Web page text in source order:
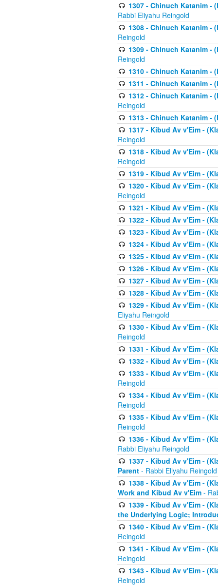
1307 - Chinuch Katanim -
Rabbi Eliyahu Reingold
1308 - Chinuch Katanim -
Reingold
1309 - Chinuch Katanim -
Reingold
1310 - Chinuch Katanim -
1311 - Chinuch Katanim -
1312 - Chinuch Katanim -
Reingold
1313 - Chinuch Katanim -
1317 - Kibud Av v'Eim -
Reingold
1318 - Kibud Av v'Eim -
Reingold
1319 - Kibud Av v'Eim -
1320 - Kibud Av v'Eim -
Reingold
1321 - Kibud Av v'Eim -
1322 - Kibud Av v'Eim -
1323 - Kibud Av v'Eim -
1324 - Kibud Av v'Eim -
1325 - Kibud Av v'Eim -
1326 - Kibud Av v'Eim -
1327 - Kibud Av v'Eim -
1328 - Kibud Av v'Eim -
1329 - Kibud Av v'Eim -
Eliyahu Reingold
1330 - Kibud Av v'Eim -
Reingold
1331 - Kibud Av v'Eim -
1332 - Kibud Av v'Eim -
1333 - Kibud Av v'Eim -
Reingold
1334 - Kibud Av v'Eim -
Reingold
1335 - Kibud Av v'Eim -
Reingold
1336 - Kibud Av v'Eim -
Rabbi Eliyahu Reingold
1337 - Kibud Av v'Eim -
Parent - Rabbi Eliyahu Reingold
1338 - Kibud Av v'Eim -
Work and Kibud Av v'Eim -
1339 - Kibud Av v'Eim -
the Underlying Logic;
1340 - Kibud Av v'Eim -
Reingold
1341 - Kibud Av v'Eim -
Reingold
1343 - Kibud Av v'Eim -
Reingold